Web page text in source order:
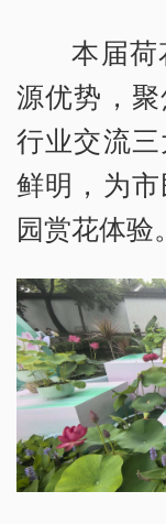
本届
源优势，聚
行业交流
鲜明，为
园赏花体验。